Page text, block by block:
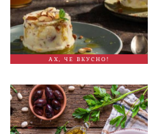
АХ, ЧЕ ВКУСНО!